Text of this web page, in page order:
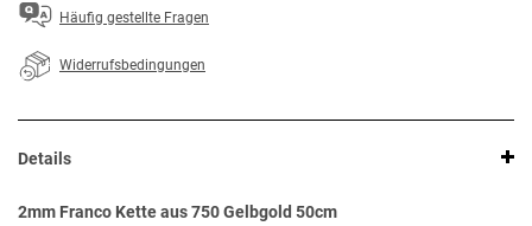
Häufig gestellte Fragen
Widerrufsbedingungen
Details
2mm Franco Kette aus 750 Gelbgold 50cm